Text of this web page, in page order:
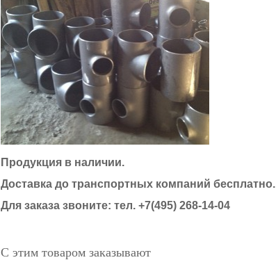
Продукция в наличии.
Доставка до транспортных компаний бесплатно.
Для заказа звоните: тел. +7(495) 268-14-04
С этим товаром заказывают